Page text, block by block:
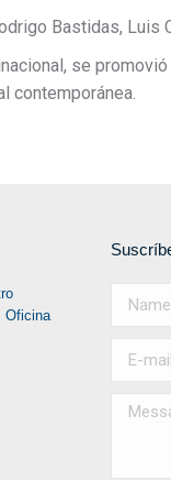
Bastidas, Luis
se
contemporánea.
Oficina
Message